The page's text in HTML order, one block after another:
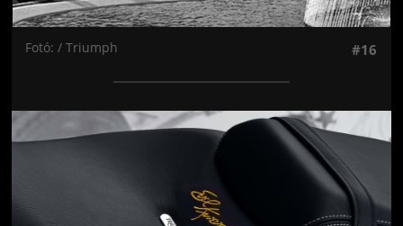
Fotó: / Triumph #16
Jön még kép!